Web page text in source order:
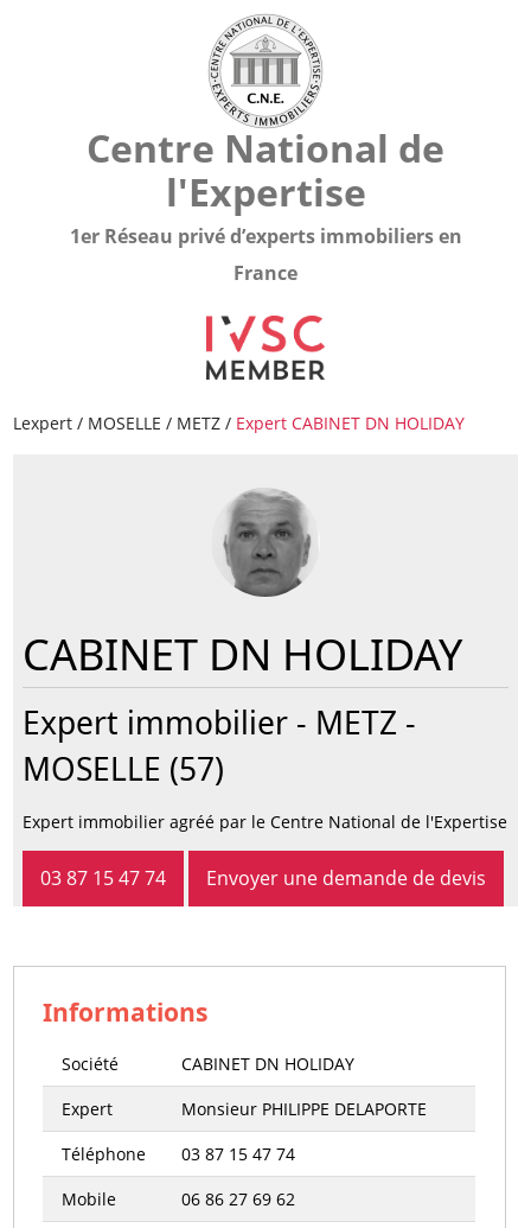
Centre National de
l'Expertise
1er Réseau privé d’experts immobiliers en
France
Lexpert / MOSELLE / METZ / Expert CABINET DN HOLIDAY
CABINET DN HOLIDAY
Expert immobilier - METZ -
MOSELLE (57)
Expert immobilier agréé par le Centre National de l'Expertise
03 87 15 47 74 Envoyer une demande de devis
Informations
Société
CABINET DN HOLIDAY
Expert
Monsieur PHILIPPE DELAPORTE
Téléphone
03 87 15 47 74
Mobile
06 86 27 69 62